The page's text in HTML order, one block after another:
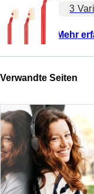
3
Mehr
Verwandte Seiten